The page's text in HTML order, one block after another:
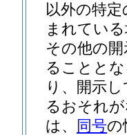
以外の特
まれてい
その他の
ることと
り、開示
るおそれ
は、
同号の